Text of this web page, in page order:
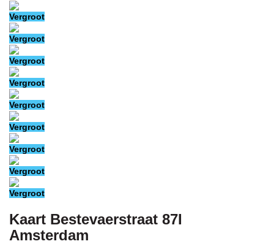
Vergroot
Vergroot
Vergroot
Vergroot
Vergroot
Vergroot
Vergroot
Vergroot
Vergroot
Kaart Bestevaerstraat 87I
Amsterdam